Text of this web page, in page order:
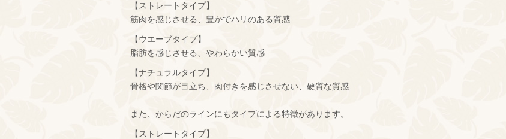
【ストレートタイプ】
筋肉を感じさせる、豊かでハリのある質感
【ウエーブタイプ】
脂肪を感じさせる、やわらかい質感
【ナチュラルタイプ】
骨格や関節が目立ち、肉付きを感じさせない、硬質な質感
また、からだのラインにもタイプによる特徴があります。
【ストレートタイプ】